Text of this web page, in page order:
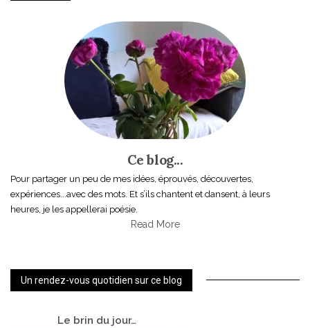
Ce blog...
Pour partager un peu de mes idées, éprouvés, découvertes,
expériences...avec des mots. Et s’ils chantent et dansent, à leurs
heures, je les appellerai poésie.
Read More
Un rendez-vous quotidien sur ce blog
Le brin du jour…